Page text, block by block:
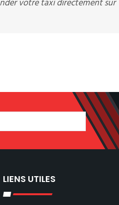
votre taxi directement sur
LIENS UTILES